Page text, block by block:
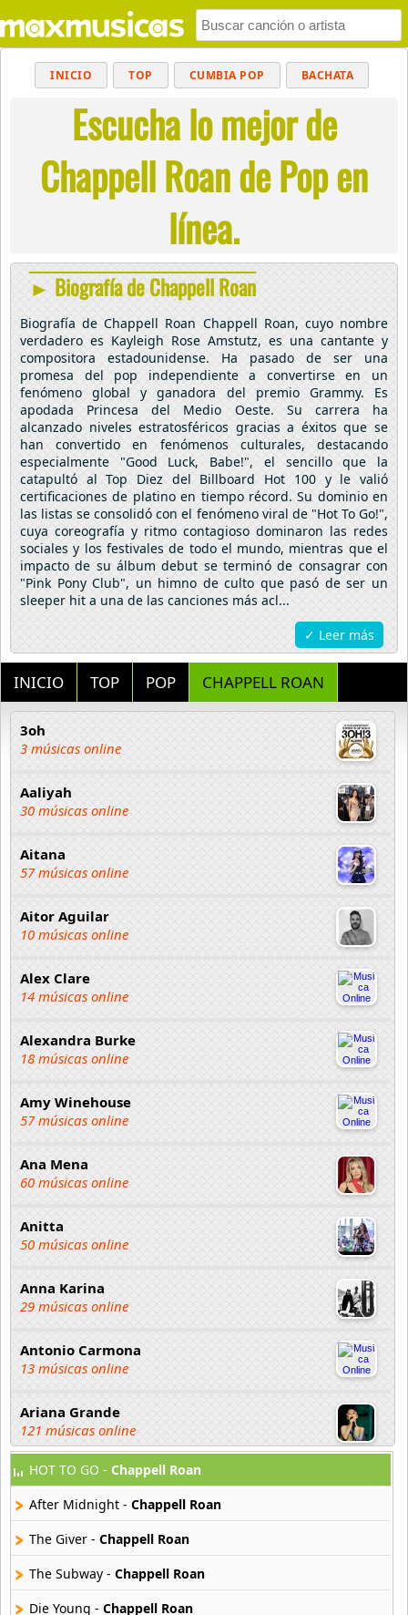
INICIO TOP CUMBIA POP BACHATA
POP MUSICA CRISTIANA REGGAETON
BALADAS ALTERNATIVO ELECTRÓNICA
CUMBIAS
Escucha lo mejor de
Chappell Roan de Pop en
línea.
► Biografía de Chappell Roan
Biografía de Chappell Roan Chappell Roan, cuyo nombre
verdadero es Kayleigh Rose Amstutz, es una cantante y
compositora estadounidense. Ha pasado de ser una
promesa del pop independiente a convertirse en un
fenómeno global y ganadora del premio Grammy. Es
apodada Princesa del Medio Oeste. Su carrera ha
alcanzado niveles estratosféricos gracias a éxitos que se
han convertido en fenómenos culturales, destacando
especialmente "Good Luck, Babe!", el sencillo que la
catapultó al Top Diez del Billboard Hot 100 y le valió
certificaciones de platino en tiempo récord. Su dominio en
las listas se consolidó con el fenómeno viral de "Hot To Go!",
cuya coreografía y ritmo contagioso dominaron las redes
sociales y los festivales de todo el mundo, mientras que el
impacto de su álbum debut se terminó de consagrar con
"Pink Pony Club", un himno de culto que pasó de ser un
sleeper hit a una de las canciones más acl...
✓ Leer más
INICIO TOP POP CHAPPELL ROAN
3oh
3 músicas online
Aaliyah
30 músicas online
Aitana
57 músicas online
Aitor Aguilar
10 músicas online
Alex Clare
14 músicas online
Alexandra Burke
18 músicas online
Amy Winehouse
57 músicas online
Ana Mena
60 músicas online
Anitta
50 músicas online
Anna Karina
29 músicas online
Antonio Carmona
13 músicas online
Ariana Grande
121 músicas online
Aselin Debison
25 músicas online
Asmir Young
36 músicas online
HOT TO GO - Chappell Roan
After Midnight - Chappell Roan
The Giver - Chappell Roan
The Subway - Chappell Roan
Die Young - Chappell Roan